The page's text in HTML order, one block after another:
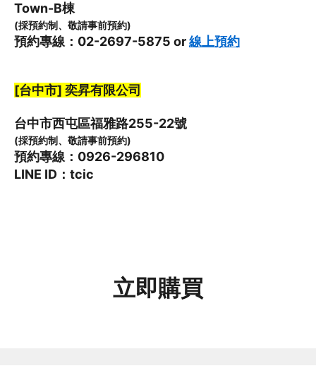
Town-B棟
﻿(採預約制、敬請事前預約)
預約專線：02-2697-5875 or 線上預約
[台中市] 奕昇有限公司
台中市西屯區福雅路255-22號
﻿(採預約制、敬請事前預約)
預約專線：0926-296810
LINE ID：tcic
立即購買